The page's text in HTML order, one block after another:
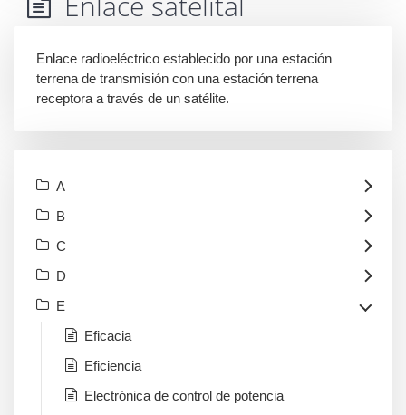
Enlace radioeléctrico establecido por una estación
terrena de transmisión con una estación terrena
receptora a través de un satélite.
A
B
C
D
E
Eficacia
Eficiencia
Electrónica de control de potencia